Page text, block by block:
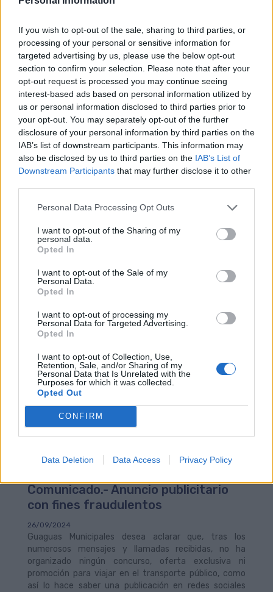
If you wish to opt-out of the sale, sharing to third parties, or
processing of your personal or sensitive information for
targeted advertising by us, please use the below opt-out
section to confirm your selection. Please note that after your
opt-out request is processed you may continue seeing
interest-based ads based on personal information utilized by
us or personal information disclosed to third parties prior to
your opt-out. You may separately opt-out of the further
disclosure of your personal information by third parties on the
IAB’s list of downstream participants. This information may
also be disclosed by us to third parties on the IAB’s List of
Downstream Participants that may further disclose it to other
Personal Data Processing Opt Outs
I want to opt-out of the Sharing of my
personal data.
Opted In
I want to opt-out of the Sale of my
Personal Data.
Opted In
I want to opt-out of processing my
Personal Data for Targeted Advertising.
Opted In
I want to opt-out of Collection, Use,
Retention, Sale, and/or Sharing of my
Personal Data that Is Unrelated with the
Purposes for which it was collected.
Opted Out
CONFIRM
Data Deletion Data Access Privacy Policy
que de manera más específica, siguiendo el diseño
triangular del espacio verde exterior del Auditorio, se
propone la creación de un refugio climático urbano,
incorporando árboles de gran altura, zonas de
descanso y un parque infantil.
Otra de las soluciones propuestas para la zona, propone
unificar las paradas y redefinir la rotonda ubicada
frente al Auditorio, al objeto de mejorar la imagen del
Auditorio y preservar su carácter único y emblemático.
Adicionalmente, se trasladarán las instalaciones de
SityCleta que hay en el aparcamiento intermodal, al
tiempo que se creará un centro del control de acceso
para el aparcamiento.
parcialmente por los fondos comunitarios, se situarán
Palmas y, en todos ellos, además de encontrar
opciones de trasbordo fácil y cómodo hacia otras
líneas de guaguas, existirán estaciones de bicicletas
eléctricas que facilitarán los desplazamientos
adicionales en la zona alta de la ciudad.
Comunicado.- Anuncio publicitario
con fines fraudulentos
26/09/2024
Guaguas Municipales desea aclarar que, tras los
numerosos mensajes y llamadas recibidas, no ha
organizado ningún concurso, oferta exclusiva ni
promoción para viajar en el transporte público, como
así lo hace saber una publicación en redes sociales